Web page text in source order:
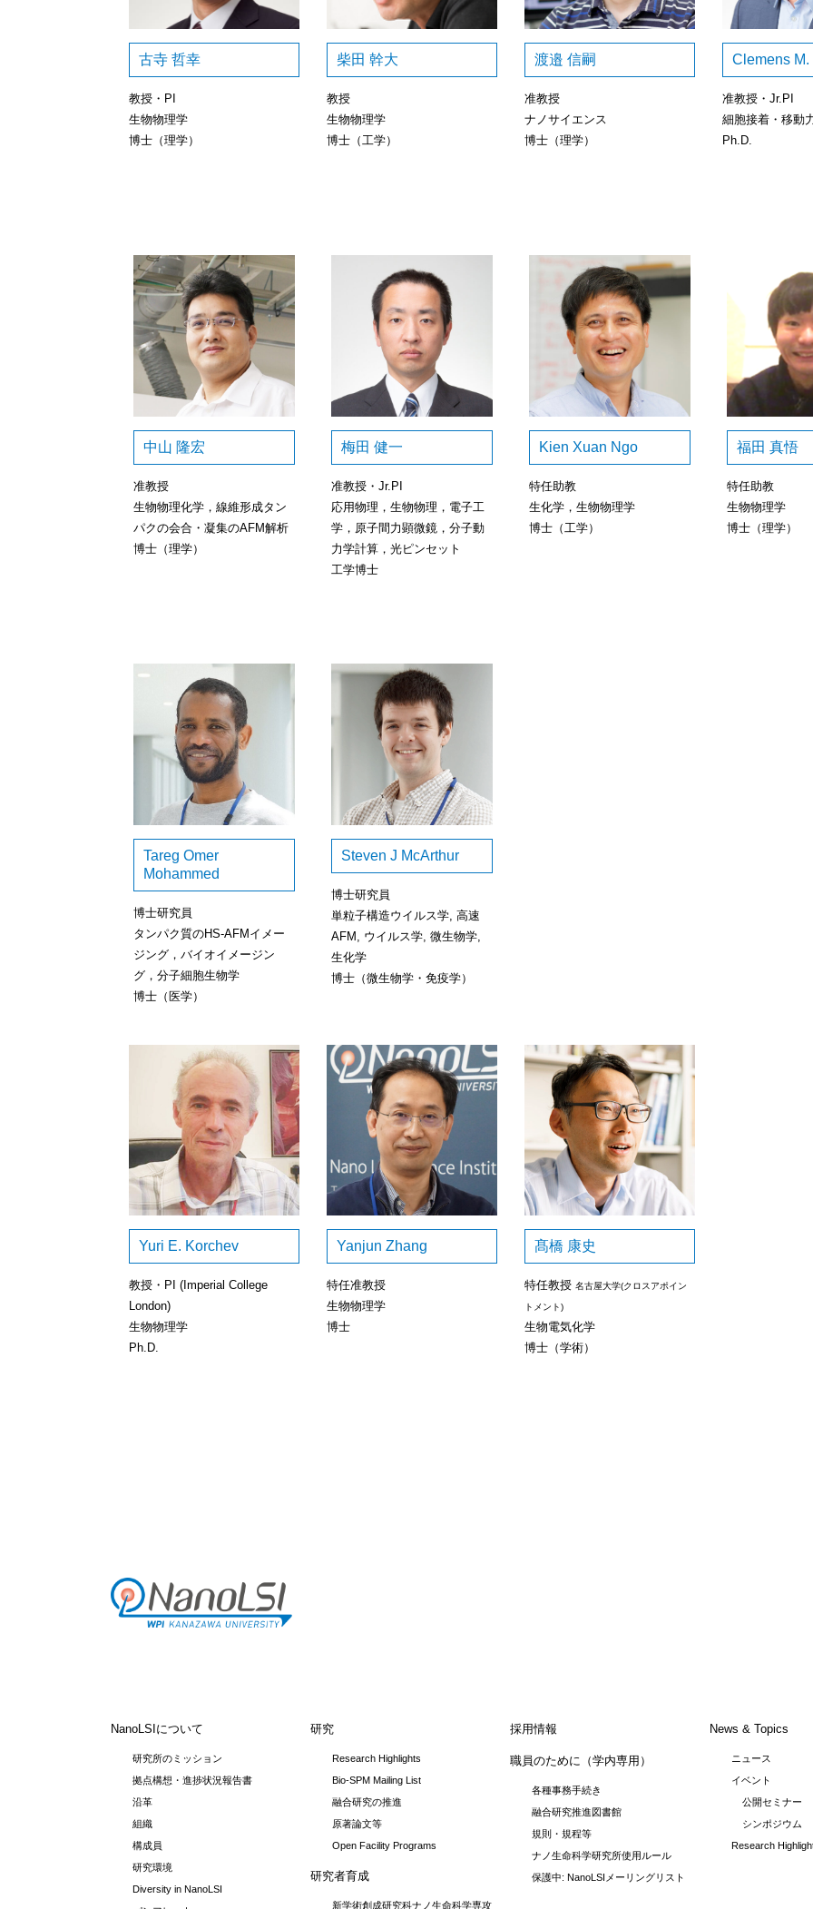
古寺 哲幸
教授・PI
生物物理学
博士（理学）
柴田 幹大
教授
生物物理学
博士（工学）
渡邉 信嗣
准教授
ナノサイエンス
博士（理学）
Clemens M.
准教授・Jr.PI
細胞接着・移動
Ph.D.
中山 隆宏
准教授
生物物理化学，線維形成タン
パクの会合・凝集のAFM解析
博士（理学）
梅田 健一
准教授・Jr.PI
応用物理，生物物理，電子工
学，原子間力顕微鏡，分子動
力学計算，光ピンセット
工学博士
Kien Xuan Ngo
特任助教
生化学，生物物理学
博士（工学）
福田 真悟
特任助教
生物物理学
博士（理学）
Tareg Omer
Mohammed
博士研究員
タンパク質のHS-AFMイメー
ジング，バイオイメージン
グ，分子細胞生物学
博士（医学）
Steven J McArthur
博士研究員
単粒子構造ウイルス学, 高速
AFM, ウイルス学, 微生物学,
生化学
博士（微生物学・免疫学）
Yuri E. Korchev
教授・PI (Imperial College
London)
生物物理学
Ph.D.
Yanjun Zhang
特任准教授
生物物理学
博士
髙橋 康史
特任教授 名古屋大学(クロスアポイン
トメント)
生物電気化学
博士（学術）
NanoLSIについて
研究所のミッション
拠点構想・進捗状況報告書
沿革
組織
構成員
研究環境
Diversity in NanoLSI
研究
Research Highlights
Bio-SPM Mailing List
融合研究の推進
原著論文等
Open Facility Programs
研究者育成
新学術創成研究科ナノ生命科学専攻
採用情報
職員のために（学内専用）
各種事務手続き
融合研究推進図書館
規則・規程等
ナノ生命科学研究所使用ルール
保護中: NanoLSIメーリングリスト
News & Topics
ニュース
イベント
公開セミナー
シンポジウム
Research